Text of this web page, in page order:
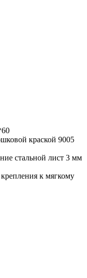
краской 9005
стальной лист 3 мм
к мягкому